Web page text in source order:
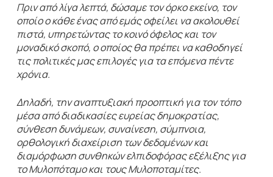
Πριν από λίγα λεπτά, δώσαμε τον όρκο εκείνο, τον
οποίο ο κάθε ένας από εμάς οφείλει να ακολουθεί
πιστά, υπηρετώντας το κοινό όφελος και τον
μοναδικό σκοπό, ο οποίος θα πρέπει να καθοδηγεί
τις πολιτικές μας επιλογές για τα επόμενα πέντε
χρόνια.
Δηλαδή, την αναπτυξιακή προοπτική για τον τόπο
μέσα από διαδικασίες ευρείας δημοκρατίας,
σύνθεση δυνάμεων, συναίνεση, σύμπνοια,
ορθολογική διαχείριση των δεδομένων και
διαμόρφωση συνθηκών ελπιδοφόρας εξέλιξης για
το Μυλοπόταμο και τους Μυλοποταμίτες.